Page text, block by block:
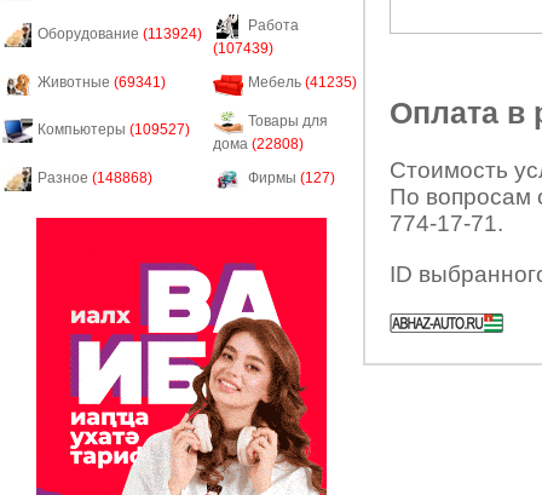
Оборудование (113924)
Работа
(107439)
Животные (69341) Мебель (41235)
Компьютеры (109527)
Товары для
дома (22808)
Разное (148868) Фирмы (127)
Оплата в
Стоимость
По вопросам
774-17-71.
ID